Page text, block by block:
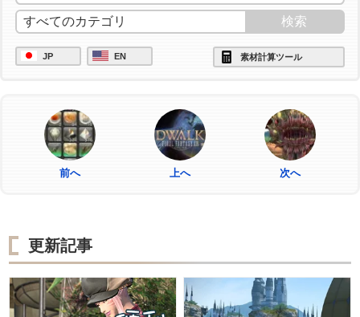
JP EN 素材計算ツール
前へ 上へ 次へ
更新記事